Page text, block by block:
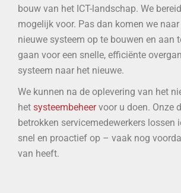
bouw van het ICT-landschap. We
mogelijk voor. Pas dan komen we
nieuwe systeem op te bouwen en aan
gaan voor een snelle, efficiënte
systeem naar het nieuwe.
We kunnen na de oplevering van het
het systeembeheervoor u doen. Onze
betrokken servicemedewerkers lossen
snel en proactief op – vaak nog
van heeft.